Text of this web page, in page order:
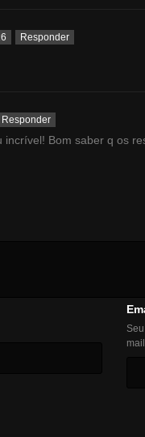
Responder
Responder
Bom saber q os